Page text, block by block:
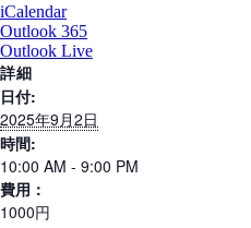
iCalendar
Outlook 365
Outlook Live
詳細
日付:
2025年9月2日
時間:
10:00 AM - 9:00 PM
費用：
1000円